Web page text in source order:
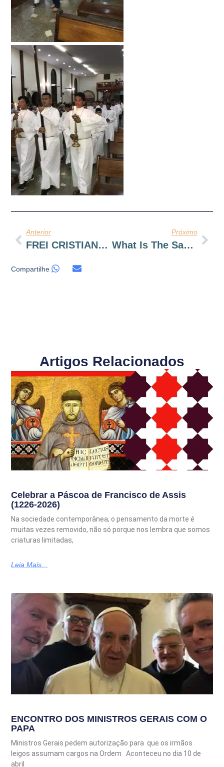
Anterior
FREI CRISTIANO É O NOVO PÁROCO EM POCONÉ – MT
Próximo
What Is The Sacred Word?
Compartilhe
Artigos Relacionados
Celebrar a Páscoa de Francisco de Assis
(1226-2026)
Na sociedade contemporânea, o pensamento da morte é
muitas vezes removido, não só porque nos lembra que somos
criaturas limitadas,
Leia Mais...
ENCONTRO DOS MINISTROS GERAIS COM O
PAPA
Ministros Gerais pedem autorização para que os irmãos
leigos assumam cargos na Ordem Aconteceu no dia 10 de
abril